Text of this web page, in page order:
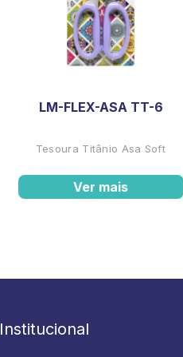
LM-FLEX-ASA TT-6
Tesoura Titânio Asa Soft
Ver mais
Institucional